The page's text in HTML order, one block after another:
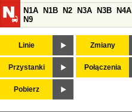
N1A
N1B N2 N3A N3B N4A
N9
Linie Zmiany
Przystanki Połączenia
Pobierz